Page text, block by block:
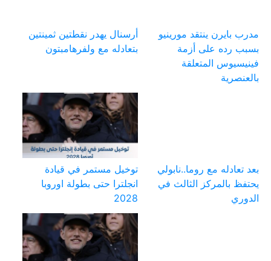
مدرب بايرن ينتقد مورينيو
بسبب رده على أزمة
فينيسيوس المتعلقة
بالعنصرية
أرسنال يهدر نقطتين ثمينتين
بتعادله مع ولفرهامبتون
بعد تعادله مع روما..نابولي
يحتفظ بالمركز الثالث في
الدوري
توخيل مستمر في قيادة
انجلترا حتى بطولة اوروبا
2028